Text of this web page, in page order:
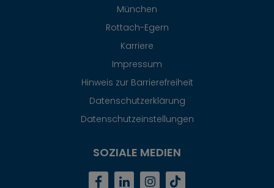
München
Rottach-Egern
Karriere
Impressum
Hinweis zur Barrierefreiheit
Datenschutzerklärung
Datenschutzeinstellungen
SOZIALE MEDIEN